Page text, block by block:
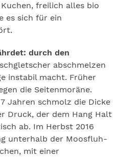
freilich alles bio
es sich für ein
durch den
abschmelzen
instabil macht. Früher
die Seitenmoräne.
Jahren schmolz die Dicke
Druck, der dem Hang Halt
ab. Im Herbst 2016
unterhalb der Moosfluh-
mit einer